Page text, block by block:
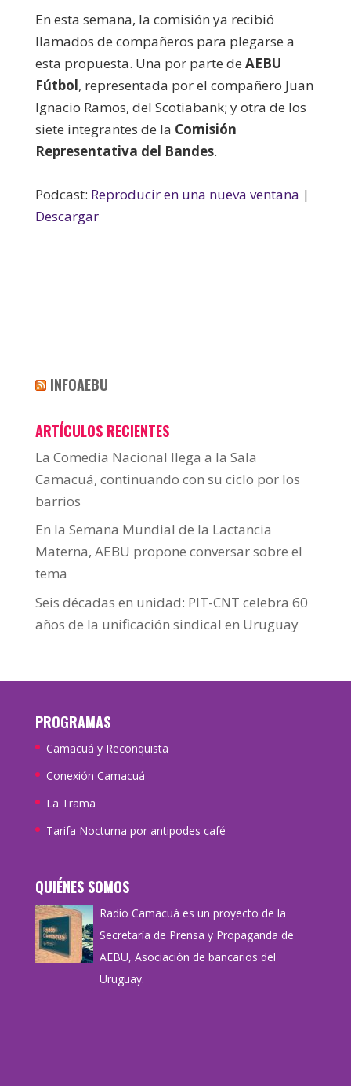
En esta semana, la comisión ya recibió
llamados de compañeros para plegarse a
esta propuesta. Una por parte de AEBU
Fútbol, representada por el compañero Juan
Ignacio Ramos, del Scotiabank; y otra de los
siete integrantes de la Comisión
Representativa del Bandes.
Podcast: Reproducir en una nueva ventana |
Descargar
INFOAEBU
ARTÍCULOS RECIENTES
La Comedia Nacional llega a la Sala
Camacuá, continuando con su ciclo por los
barrios
En la Semana Mundial de la Lactancia
Materna, AEBU propone conversar sobre el
tema
Seis décadas en unidad: PIT-CNT celebra 60
años de la unificación sindical en Uruguay
PROGRAMAS
Camacuá y Reconquista
Conexión Camacuá
La Trama
Tarifa Nocturna por antipodes café
QUIÉNES SOMOS
Radio Camacuá es un proyecto de la
Secretaría de Prensa y Propaganda de
AEBU, Asociación de bancarios del
Uruguay.